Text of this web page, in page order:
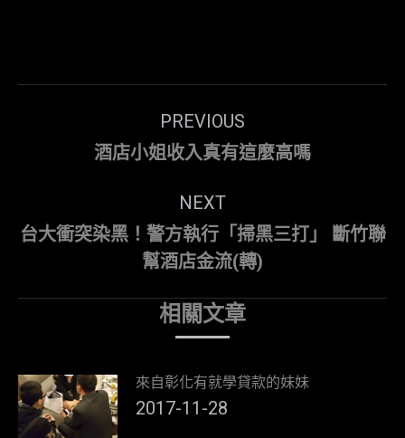
navigation
PREVIOUS
Previous
酒店小姐收入真有這麼高嗎
NEXT
Next
post:
台大衝突染黑！警方執行「掃黑三打」 斷竹聯
幫酒店金流(轉)
相關文章
來自彰化有就學貸款的妹妹
2017-11-28